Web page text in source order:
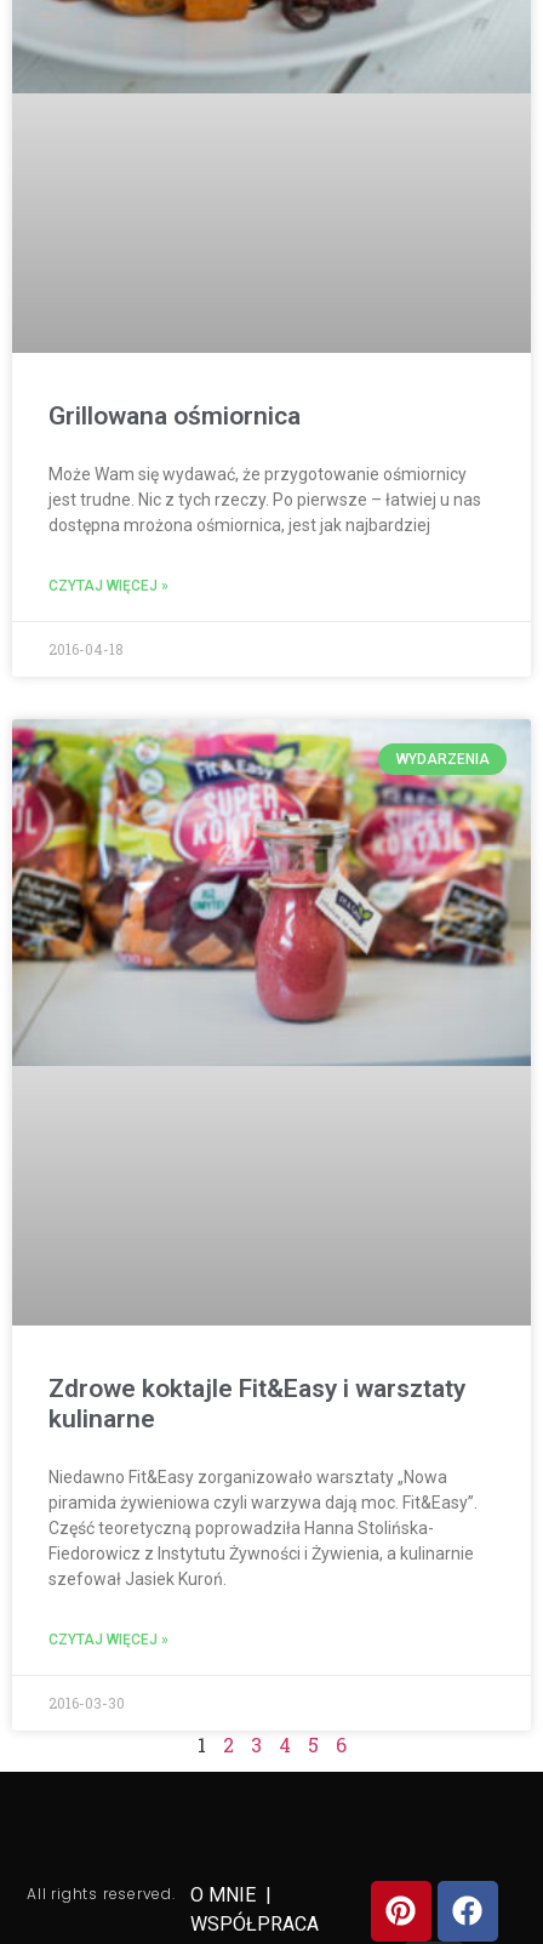
Grillowana ośmiornica
Może Wam się wydawać, że przygotowanie ośmiornicy
jest trudne. Nic z tych rzeczy. Po pierwsze – łatwiej u nas
dostępna mrożona ośmiornica, jest jak najbardziej
CZYTAJ WIĘCEJ »
2016-04-18
WYDARZENIA
Zdrowe koktajle Fit&Easy i warsztaty
kulinarne
Niedawno Fit&Easy zorganizowało warsztaty „Nowa
piramida żywieniowa czyli warzywa dają moc. Fit&Easy”.
Część teoretyczną poprowadziła Hanna Stolińska-
Fiedorowicz z Instytutu Żywności i Żywienia, a kulinarnie
szefował Jasiek Kuroń.
CZYTAJ WIĘCEJ »
2016-03-30
1 2 3 4 5 6
All rights reserved. O MNIE |
WSPÓŁPRACA